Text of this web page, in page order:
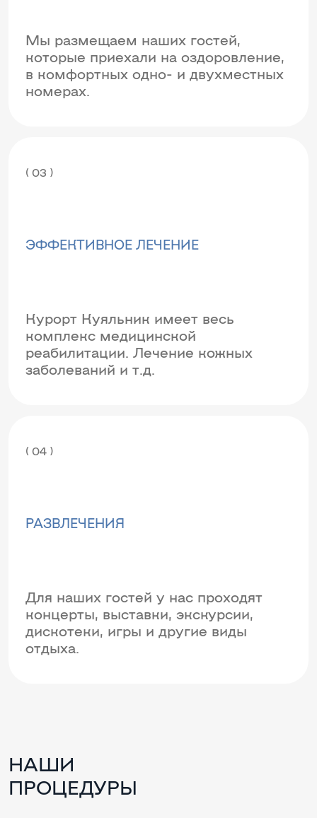
Мы размещаем наших гостей,
которые приехали на оздоровление,
в комфортных одно- и двухместных
номерах.
( 03 )
ЭФФЕКТИВНОЕ ЛЕЧЕНИЕ
Курорт Куяльник имеет весь
комплекс медицинской
реабилитации. Лечение кожных
заболеваний и т.д.
( 04 )
РАЗВЛЕЧЕНИЯ
Для наших гостей у нас проходят
концерты, выставки, экскурсии,
дискотеки, игры и другие виды
отдыха.
НАШИ
ПРОЦЕДУРЫ